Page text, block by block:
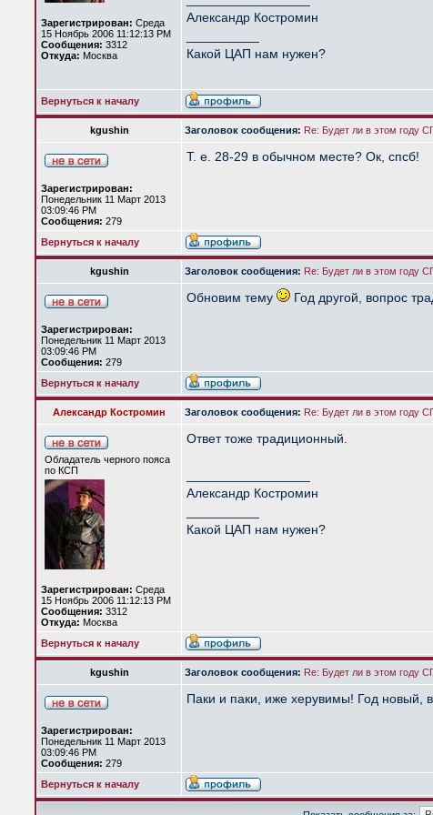
Зарегистрирован: Среда
15 Ноябрь 2006 11:12:13 PM
Сообщения: 3312
Откуда: Москва
Александр Костромин
Какой ЦАП нам нужен?
Вернуться к началу
kgushin Заголовок сообщения: Re: Будет ли в этом году
Зарегистрирован:
Понедельник 11 Март 2013
03:09:46 PM
Сообщения: 279
Т. е. 28-29 в обычном месте? Ок, спсб!
Вернуться к началу
kgushin Заголовок сообщения: Re: Будет ли в этом году
Зарегистрирован:
Понедельник 11 Март 2013
03:09:46 PM
Сообщения: 279
Обновим тему Год другой, вопрос
Вернуться к началу
Александр Костромин Заголовок сообщения: Re: Будет ли в этом году
Обладатель черного пояса
по КСП
Зарегистрирован: Среда
15 Ноябрь 2006 11:12:13 PM
Сообщения: 3312
Откуда: Москва
Ответ тоже традиционный.
Александр Костромин
Какой ЦАП нам нужен?
Вернуться к началу
kgushin Заголовок сообщения: Re: Будет ли в этом году
Зарегистрирован:
Понедельник 11 Март 2013
03:09:46 PM
Сообщения: 279
Паки и паки, иже херувимы! Год новый,
Вернуться к началу